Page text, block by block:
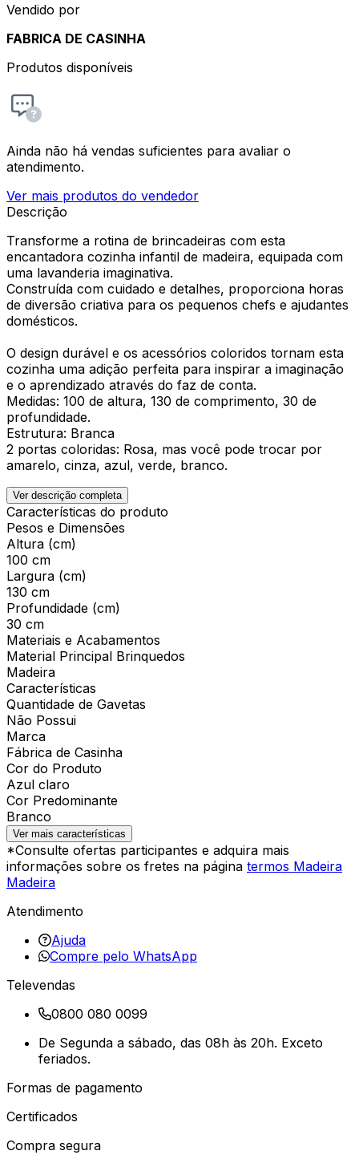
Vendido por
FABRICA DE CASINHA
Produtos disponíveis
Ainda não há vendas suficientes para avaliar o
atendimento.
Ver mais produtos do vendedor
Descrição
Transforme a rotina de brincadeiras com esta
encantadora cozinha infantil de madeira, equipada com
uma lavanderia imaginativa.
Construída com cuidado e detalhes, proporciona horas
de diversão criativa para os pequenos chefs e ajudantes
domésticos.
O design durável e os acessórios coloridos tornam esta
cozinha uma adição perfeita para inspirar a imaginação
e o aprendizado através do faz de conta.
Medidas: 100 de altura, 130 de comprimento, 30 de
profundidade.
Estrutura: Branca
2 portas coloridas: Rosa, mas você pode trocar por
amarelo, cinza, azul, verde, branco.
Ver descrição completa
Características do produto
Pesos e Dimensões
Altura (cm)
100 cm
Largura (cm)
130 cm
Profundidade (cm)
30 cm
Materiais e Acabamentos
Material Principal Brinquedos
Madeira
Características
Quantidade de Gavetas
Não Possui
Marca
Fábrica de Casinha
Cor do Produto
Azul claro
Cor Predominante
Branco
Ver mais características
*Consulte ofertas participantes e adquira mais
informações sobre os fretes na página termos Madeira
Madeira
Atendimento
Ajuda
Compre pelo WhatsApp
Televendas
0800 080 0099
De Segunda a sábado, das 08h às 20h. Exceto
feriados.
Formas de pagamento
Certificados
Compra segura